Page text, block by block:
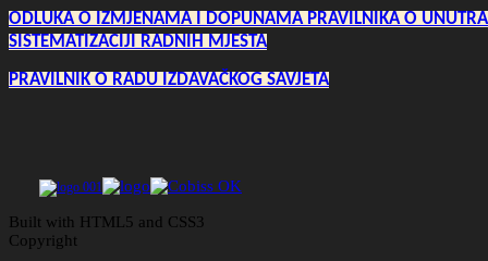
ODLUKA O IZMJENAMA I DOPUNAMA PRAVILNIKA O
SISTEMATIZACIJI RADNIH MJESTA
PRAVILNIK O RADU IZDAVAČKOG SAVJETA
Built with HTML5 and CSS3
Copyright